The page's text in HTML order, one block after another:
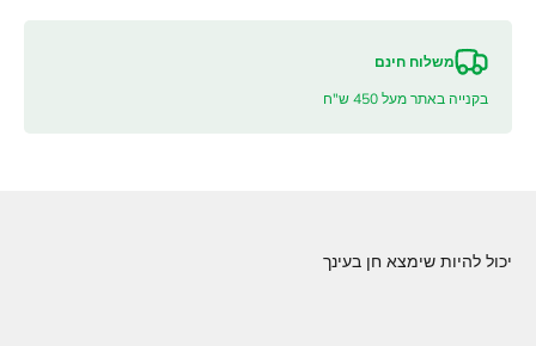
משלוח חינם
בקנייה באתר מעל 450 ש"ח
יכול להיות שימצא חן בעינך